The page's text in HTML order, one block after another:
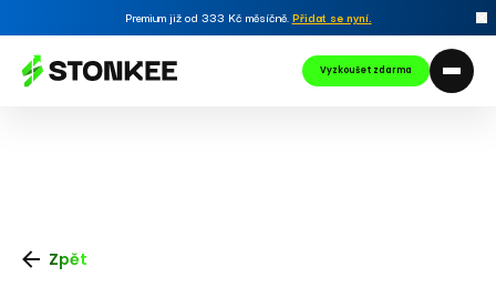
Premium již od 333 Kč měsíčně. Přidat se nyní.
Vyzkoušet zdarma
Zpět